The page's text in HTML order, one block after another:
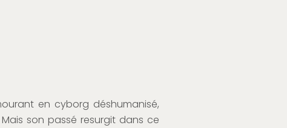
en cyborg déshumanisé,
son passé resurgit dans ce